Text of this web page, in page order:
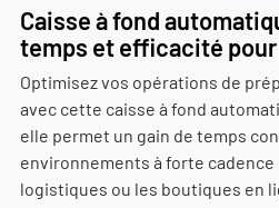
Caisse à fond
temps et efficacité
Optimisez vos opérations de
avec cette caisse à fond
elle permet un gain de temps
environnements à forte
logistiques ou les boutiques en